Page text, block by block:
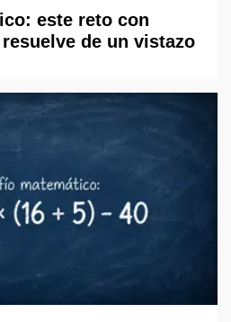
este reto con
de un vistazo